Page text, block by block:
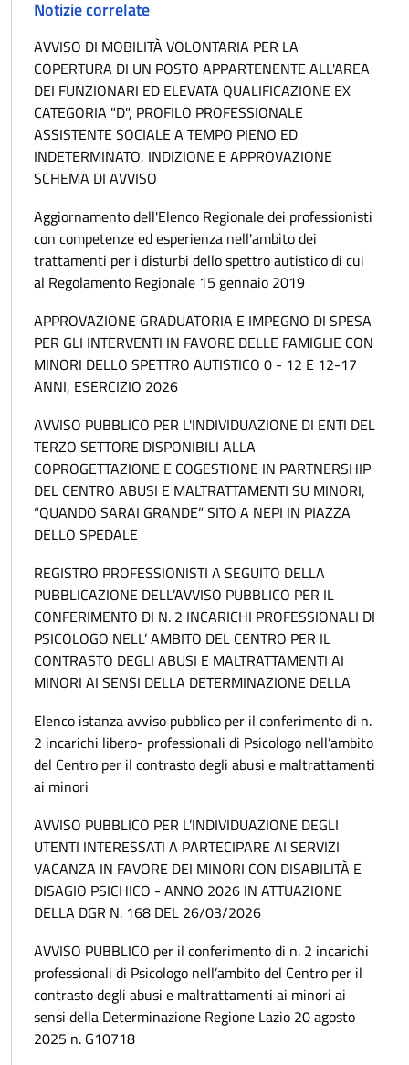
Notizie correlate
AVVISO DI MOBILITÀ VOLONTARIA PER LA
COPERTURA DI UN POSTO APPARTENENTE ALL'AREA
DEI FUNZIONARI ED ELEVATA QUALIFICAZIONE EX
CATEGORIA "D", PROFILO PROFESSIONALE
ASSISTENTE SOCIALE A TEMPO PIENO ED
INDETERMINATO, INDIZIONE E APPROVAZIONE
SCHEMA DI AVVISO
Aggiornamento dell'Elenco Regionale dei professionisti
con competenze ed esperienza nell'ambito dei
trattamenti per i disturbi dello spettro autistico di cui
al Regolamento Regionale 15 gennaio 2019
APPROVAZIONE GRADUATORIA E IMPEGNO DI SPESA
PER GLI INTERVENTI IN FAVORE DELLE FAMIGLIE CON
MINORI DELLO SPETTRO AUTISTICO 0 - 12 E 12-17
ANNI, ESERCIZIO 2026
AVVISO PUBBLICO PER L'INDIVIDUAZIONE DI ENTI DEL
TERZO SETTORE DISPONIBILI ALLA
COPROGETTAZIONE E COGESTIONE IN PARTNERSHIP
DEL CENTRO ABUSI E MALTRATTAMENTI SU MINORI,
“QUANDO SARAI GRANDE” SITO A NEPI IN PIAZZA
DELLO SPEDALE
REGISTRO PROFESSIONISTI A SEGUITO DELLA
PUBBLICAZIONE DELL’AVVISO PUBBLICO PER IL
CONFERIMENTO DI N. 2 INCARICHI PROFESSIONALI DI
PSICOLOGO NELL’ AMBITO DEL CENTRO PER IL
CONTRASTO DEGLI ABUSI E MALTRATTAMENTI AI
MINORI AI SENSI DELLA DETERMINAZIONE DELLA
Elenco istanza avviso pubblico per il conferimento di n.
2 incarichi libero- professionali di Psicologo nell’ambito
del Centro per il contrasto degli abusi e maltrattamenti
ai minori
AVVISO PUBBLICO PER L’INDIVIDUAZIONE DEGLI
UTENTI INTERESSATI A PARTECIPARE AI SERVIZI
VACANZA IN FAVORE DEI MINORI CON DISABILITÀ E
DISAGIO PSICHICO - ANNO 2026 IN ATTUAZIONE
DELLA DGR N. 168 DEL 26/03/2026
AVVISO PUBBLICO per il conferimento di n. 2 incarichi
professionali di Psicologo nell’ambito del Centro per il
contrasto degli abusi e maltrattamenti ai minori ai
sensi della Determinazione Regione Lazio 20 agosto
2025 n. G10718